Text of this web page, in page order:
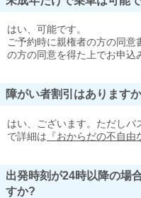
はい、可能です。
ご予約時に親権者の方の同
の方の同意を得た上でお申込
障がい者割引はあります
はい、ございます。ただし
で詳細は 『おからだの不自由
出発時刻が24時以降の場
すか?